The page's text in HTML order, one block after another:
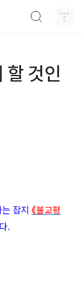
할 것인
잡지 《불교평
.